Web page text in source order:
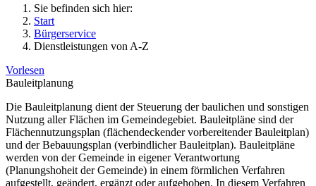
Sie befinden sich hier:
Start
Bürgerservice
Dienstleistungen von A-Z
Vorlesen
Bauleitplanung
Die Bauleitplanung dient der Steuerung der baulichen und sonstigen
Nutzung aller Flächen im Gemeindegebiet. Bauleitpläne sind der
Flächennutzungsplan (flächendeckender vorbereitender Bauleitplan)
und der Bebauungsplan (verbindlicher Bauleitplan). Bauleitpläne
werden von der Gemeinde in eigener Verantwortung
(Planungshoheit der Gemeinde) in einem förmlichen Verfahren
aufgestellt, geändert, ergänzt oder aufgehoben. In diesem Verfahren